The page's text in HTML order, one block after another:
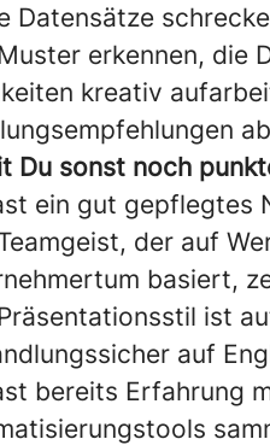
Datensätze
erkennen, die
kreativ
Du sonst noch
ein gut gepflegtes
der auf
basiert,
ist
auf
bereits Erfahrung